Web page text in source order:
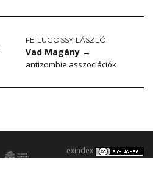
FE LUGOSSY LÁSZLÓ
Vad Magány →
antizombie asszociációk
exindex